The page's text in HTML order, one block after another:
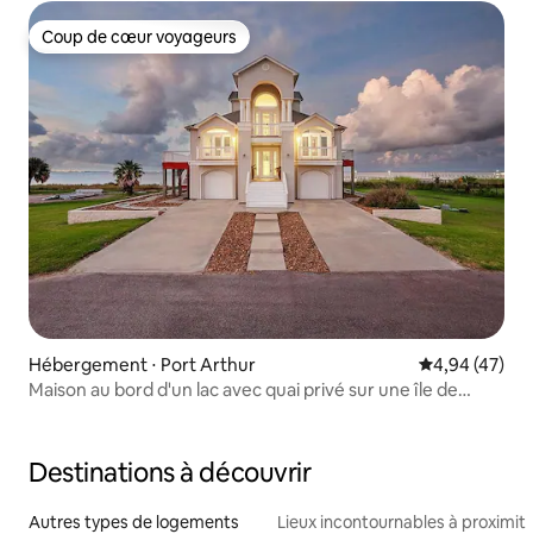
Coup de cœur voyageurs
Coup de cœur voyageurs
Hébergement ⋅ Port Arthur Évaluation
4,94 (47)
Maison au bord d'un lac avec quai privé sur une île de
Destinations à découvrir
Autres types de logements Lieux incontournables à